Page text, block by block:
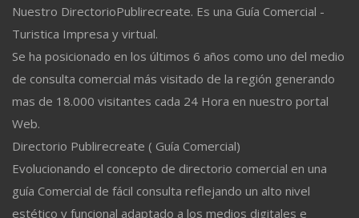
Nuestro DirectorioPublirecreate. Es una Guía Comercial -
Turistica Impresa y virtual.
Se ha posicionado en los últimos 6 años como uno del medio
de consulta comercial más visitado de la región generando
mas de 18.000 visitantes cada 24 Hora en nuestro portal
Web.
Directorio Publirecreate ( Guía Comercial)
Evolucionando el concepto de directorio comercial en una
guía Comercial de fácil consulta reflejando un alto nivel
estético y funcional adaptado a los medios digitales e